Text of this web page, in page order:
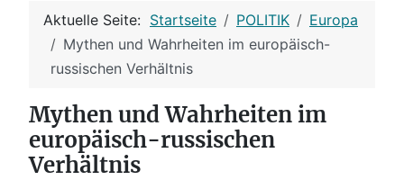
Aktuelle Seite: Startseite POLITIK
Europa
Mythen und Wahrheiten im europäisch-
russischen Verhältnis
Mythen und Wahrheiten im
europäisch-russischen
Verhältnis